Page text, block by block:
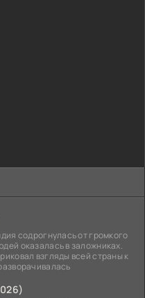
содрогнулась от громкого
оказалась в заложниках.
взгляды всей страны к